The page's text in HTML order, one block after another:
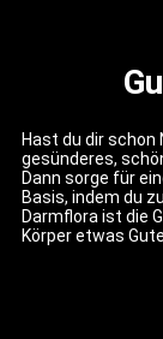
Hast du dir schon
gesünderes,
Dann sorge für
Basis, indem du
Darmflora ist die
Körper etwas